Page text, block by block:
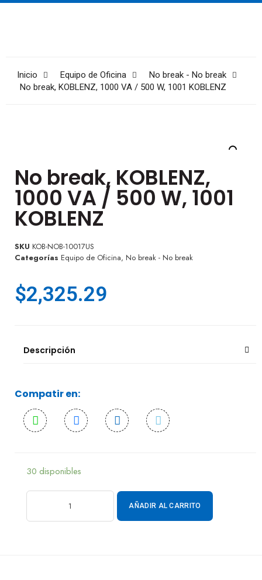
Inicio Equipo de Oficina
No break - No break
No break, KOBLENZ, 1000 VA / 500 W, 1001 KOBLENZ
No break, KOBLENZ,
1000 VA / 500 W, 1001
KOBLENZ
SKU KOB-NOB-10017US
Categorías Equipo de Oficina, No break - No break
$2,325.29
Descripción
Compatir en:
30 disponibles
AÑADIR AL CARRITO